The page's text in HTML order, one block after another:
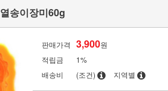
열송이장미60g
판매가격 3,900원
적립금
1%
배송비
(조건) 지역별